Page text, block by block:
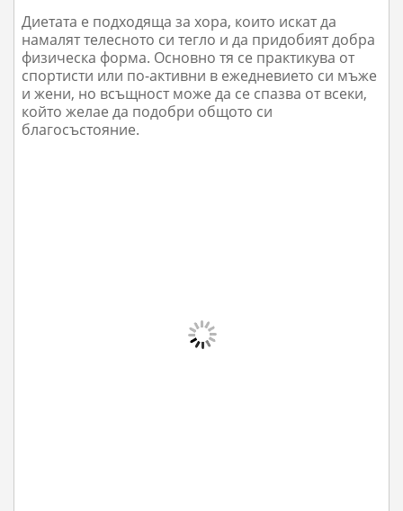
Диетата е подходяща за хора, които искат да
намалят телесното си тегло и да придобият добра
физическа форма. Основно тя се практикува от
спортисти или по-активни в ежедневието си мъже
и жени, но всъщност може да се спазва от всеки,
който желае да подобри общото си
благосъстояние.